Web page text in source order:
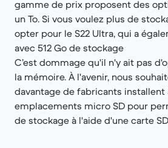
gamme de prix proposent des
un To. Si vous voulez plus de
opter pour le S22 Ultra, qui a
avec 512 Go de stockage
C’est dommage qu'il n'y ait pas
la mémoire. À l'avenir, nous
davantage de fabricants installent
emplacements micro SD pour
de stockage à l'aide d'une carte